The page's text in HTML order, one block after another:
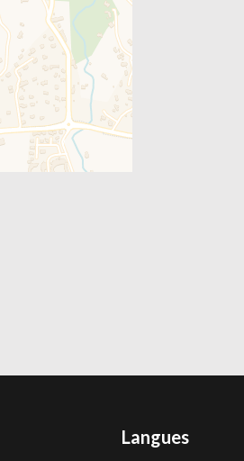
Langues